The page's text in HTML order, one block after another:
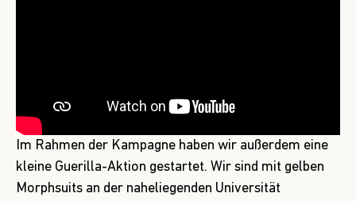
Im Rahmen der Kampagne haben wir außerdem eine
kleine Guerilla-Aktion gestartet. Wir sind mit gelben
Morphsuits an der naheliegenden Universität